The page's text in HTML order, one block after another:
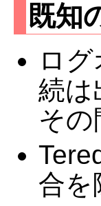
既知
ロ
続は
そ
合を